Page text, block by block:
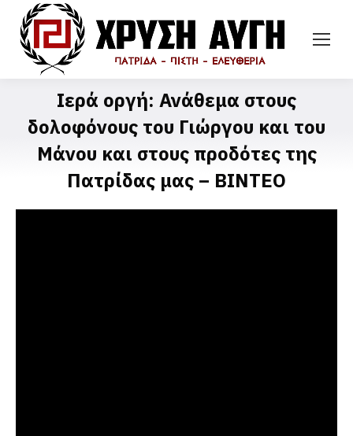
Ιερά οργή: Ανάθεμα στους
δολοφόνους του Γιώργου και του
Μάνου και στους προδότες της
Πατρίδας μας – ΒΙΝΤΕΟ